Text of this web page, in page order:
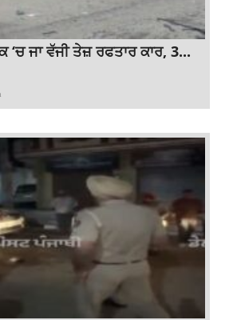
ਜਾ ਵੱਜੀ ਤੇਜ਼ ਰਫਤਾਰ ਕਾਰ, 3...